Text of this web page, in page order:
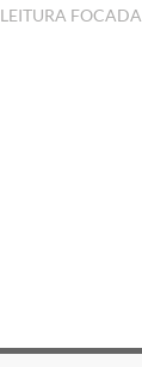
LEITURA FOCADA